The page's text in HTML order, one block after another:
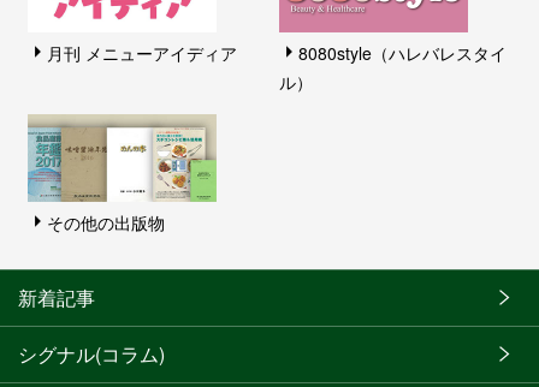
月刊 メニューアイディア
8080style（ハレバレスタイ
ル）
その他の出版物
新着記事
シグナル(コラム)